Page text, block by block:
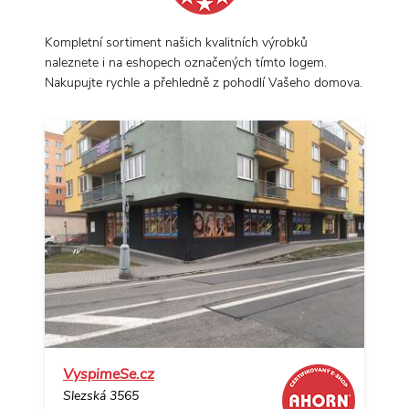
Kompletní sortiment našich kvalitních výrobků
naleznete i na eshopech označených tímto logem.
Nakupujte rychle a přehledně z pohodlí Vašeho domova.
VyspimeSe.cz
Slezská 3565